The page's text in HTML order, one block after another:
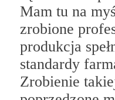
Mam tu na
zrobione
produkcja
standardy
Zrobienie